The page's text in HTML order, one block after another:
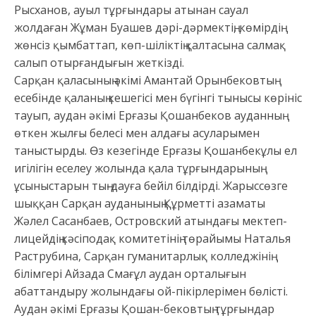
Рысханов, ауыл тұрғындары атынан сауал
жолдаған Жұман Буашев дәрі-дәрмектің, көмірдің
жөнсіз қымбаттап, көп-шіліктің қалтасына салмақ
салып отырғандығын жеткізді.
Сарқан қаласының әкімі Амантай Орынбековтың
есебінде қаланың кешегісі мен бүгінгі тынысы көрініс
тауып, аудан әкімі Ерғазы Қошанбеков ауданның
өткен жылғы белесі мен алдағы асуларымен
таныстырды. Өз кезегінде Ерғазы Қошанбекұлы ел
игілігін еселеу жолында қала тұрғындарының
ұсыныстарын тың-дауға бейіл білдірді. Жарыссөзге
шыққан Сарқан ауданының Құрметті азаматы
Жәлел Сасанбаев, Островский атындағы мектеп-
лицейдің кәсіподақ комитетінің төрайымы Наталья
Раструбина, Сарқан гуманитарлық колледжінің
білімгері Айзада Смағұл аудан орталығын
абаттандыру жолындағы ой-пікірлерімен бөлісті.
Аудан әкімі Ерғазы Қошан-бековтың тұрғындар